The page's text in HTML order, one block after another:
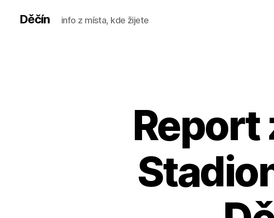
Děčín info z místa, kde žijete
Report